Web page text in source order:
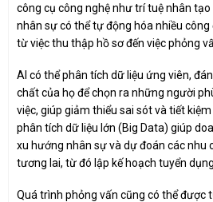
công cụ công nghệ như trí tuệ nhân
nhân sự có thể tự động hóa nhiều
từ việc thu thập hồ sơ đến việc phỏng
AI có thể phân tích dữ liệu ứng viên,
chất của họ để chọn ra những người
việc, giúp giảm thiểu sai sót và tiết
phân tích dữ liệu lớn (Big Data) giúp
xu hướng nhân sự và dự đoán các nhu
tương lai, từ đó lập kế hoạch tuyển
Quá trình phỏng vấn cũng có thể được